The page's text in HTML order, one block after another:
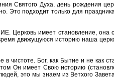
Святого Духа, день рождения
Это подходит только для
имеет становление, она
движущуюся историю наша
чистоте. Бог, как Бытие и не как
Он имеет Свою историю
это мы знаем из Ветхого